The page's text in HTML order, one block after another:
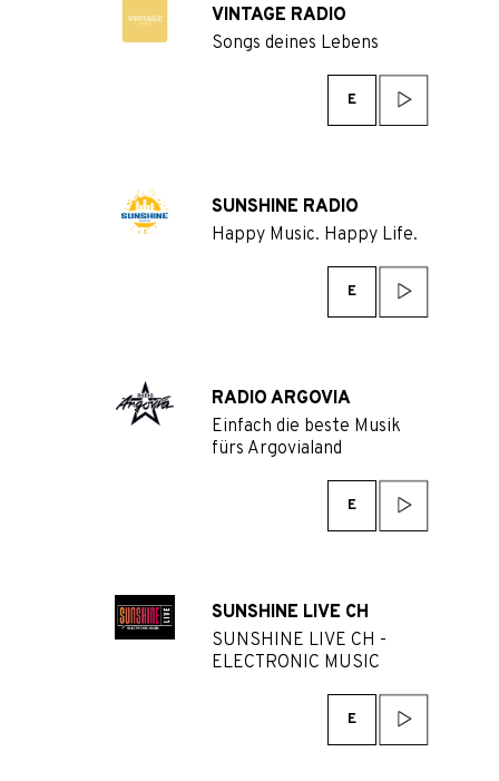
VINTAGE RADIO
Songs deines Lebens
E
SUNSHINE RADIO
Happy Music. Happy Life.
E
RADIO ARGOVIA
Einfach die beste Musik
fürs Argovialand
E
SUNSHINE LIVE CH
SUNSHINE LIVE CH -
ELECTRONIC MUSIC
E